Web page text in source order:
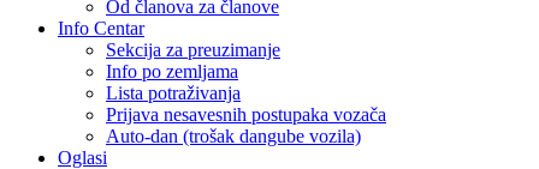
Od članova za članove
Info Centar
Sekcija za preuzimanje
Info po zemljama
Lista potraživanja
Prijava nesavesnih postupaka vozača
Auto-dan (trošak dangube vozila)
Oglasi